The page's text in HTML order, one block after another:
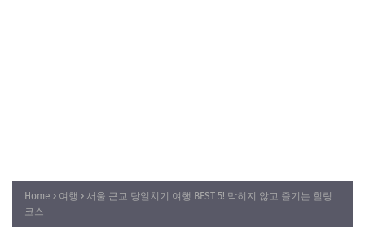
Home 여행
서울 근교 당일치기 여행 BEST 5! 막히지 않고 즐기는 힐링
코스